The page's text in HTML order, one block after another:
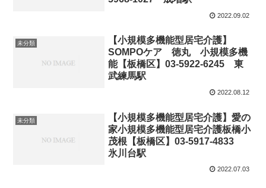
2022.09.02
未分類
【小規模多機能型居宅介護】
SOMPOケア 徳丸 小規模多機
能【板橋区】03-5922-6245 東
武練馬駅
2022.08.12
未分類
【小規模多機能型居宅介護】愛の
家小規模多機能型居宅介護板橋小
茂根【板橋区】03-5917-4833
氷川台駅
2022.07.03